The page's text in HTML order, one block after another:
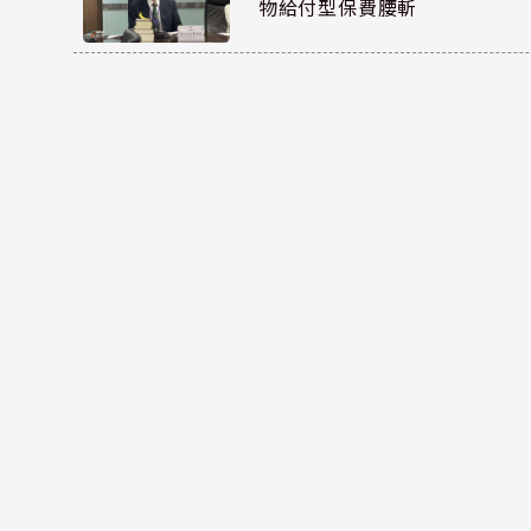
物給付型保費腰斬